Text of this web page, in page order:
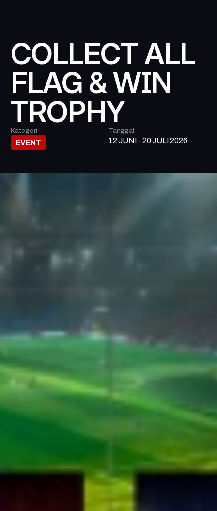
COLLECT ALL
FLAG & WIN
TROPHY
Kategori
EVENT
Tanggal
12 JUNI - 20 JULI 2026